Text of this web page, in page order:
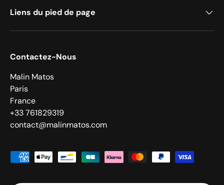
Liens du pied de page
Contactez-Nous
Malin Matos
Paris
France
+33 761829319
contact@malinmatos.com
Moyens de paiement acceptés